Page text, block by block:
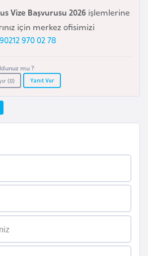
Vize Başvurusu 2026 işlemlerine
için merkez ofisimizi
970 02 78
mu ?
(0) Yanıt Ver